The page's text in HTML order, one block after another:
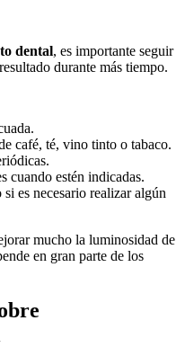
dental, es importante seguir
durante más tiempo.
café, té, vino tinto o tabaco.
cuando estén indicadas.
es necesario realizar algún
mucho la luminosidad de
en gran parte de los